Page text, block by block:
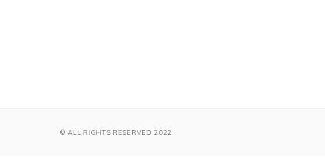
© ALL RIGHTS RESERVED 2022